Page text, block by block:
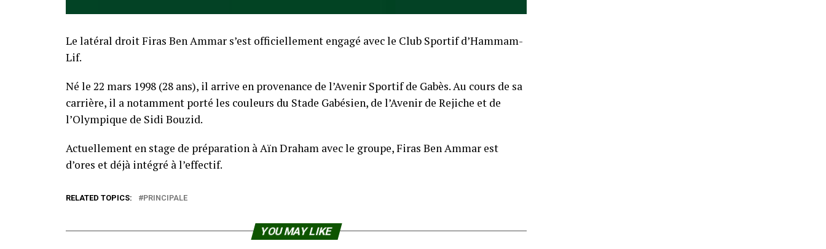
Le latéral droit Firas Ben Ammar s’est officiellement engagé avec le Club Sportif d’Hammam-
Lif.
Né le 22 mars 1998 (28 ans), il arrive en provenance de l’Avenir Sportif de Gabès. Au cours de sa
carrière, il a notamment porté les couleurs du Stade Gabésien, de l’Avenir de Rejiche et de
l’Olympique de Sidi Bouzid.
Actuellement en stage de préparation à Aïn Draham avec le groupe, Firas Ben Ammar est
d’ores et déjà intégré à l’effectif.
RELATED TOPICS: PRINCIPALE
YOU MAY LIKE